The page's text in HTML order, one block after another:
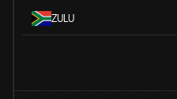
ZULU